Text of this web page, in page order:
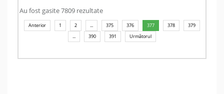
Au fost gasite 7809 rezultate
Anterior 1 2 ... 375 376 377 378
379
...
390 391 Următorul